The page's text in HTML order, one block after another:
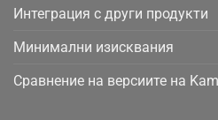
Интеграция с други продукти
Минимални изисквания
Сравнение на версиите на